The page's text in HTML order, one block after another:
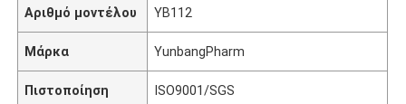
Αριθμό μοντέλου YB112
Μάρκα YunbangPharm
Πιστοποίηση ISO9001/SGS